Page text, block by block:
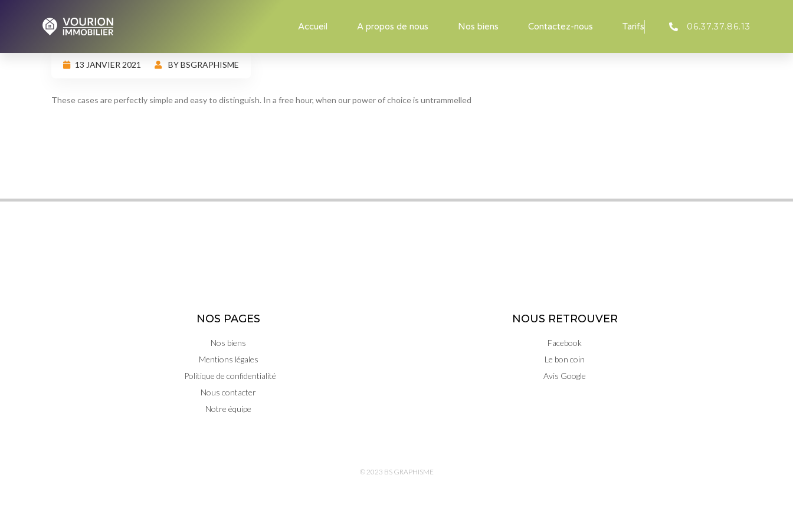
Accueil A propos de nous Nos biens Contactez-nous Tarifs 06.37.37.86.13
13 JANVIER 2021 BY BSGRAPHISME
These cases are perfectly simple and easy to distinguish. In a free hour, when our power of choice is untrammelled
NOS PAGES
Nos biens
Mentions légales
Politique de confidentialité
Nous contacter
Notre équipe
NOUS RETROUVER
Facebook
Le bon coin
Avis Google
© 2023 BS GRAPHISME